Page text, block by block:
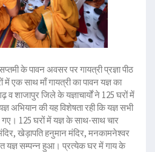
के पावन अवसर पर गायत्री प्रज्ञा पीठ
एक साथ माँ गायत्री का पावन यज्ञ का
शाजापुर जिले के यज्ञाचार्यों ने 125 घरों में
अभियान की यह विशेषता रही कि यज्ञ सभी
125 घरों में यज्ञ के साथ-साथ चार
खेड़ापति हनुमान मंदिर, मनकामनेश्वर
यज्ञ सम्पन्न हुआ। प्रत्येक घर में गाय के